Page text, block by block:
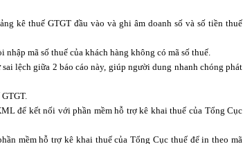
kê thuế GTGT đầu vào và ghi âm doanh số và số tiền thuế
mã số thuế của khách hàng không có mã số thuế.
lệch giữa 2 báo cáo này, giúp người dung nhanh chóng phát
để kết nối với phần mềm hỗ trợ kê khai thuế của Tổng Cục
mềm hỗ trợ kê khai thuế của Tổng Cục thuế để in theo mã